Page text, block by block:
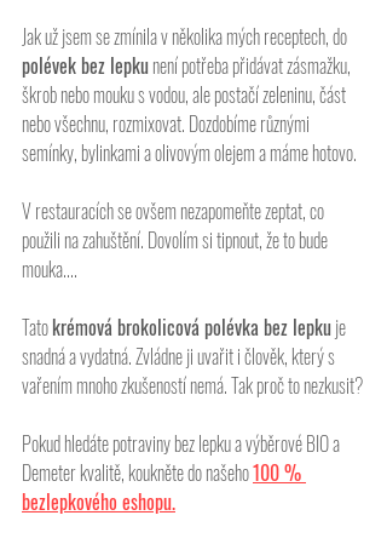
Jak už jsem se zmínila v několika mých receptech, do
polévek bez lepku není potřeba přidávat zásmažku,
škrob nebo mouku s vodou, ale postačí zeleninu, část
nebo všechnu, rozmixovat. Dozdobíme různými
semínky, bylinkami a olivovým olejem a máme hotovo.
V restauracích se ovšem nezapomeňte zeptat, co
použili na zahuštění. Dovolím si tipnout, že to bude
mouka....
Tato krémová brokolicová polévka bez lepku je
snadná a vydatná. Zvládne ji uvařit i člověk, který s
vařením mnoho zkušeností nemá. Tak proč to nezkusit?
Pokud hledáte potraviny bez lepku a výběrové BIO a
Demeter kvalitě, koukněte do našeho 100 %
bezlepkového eshopu.